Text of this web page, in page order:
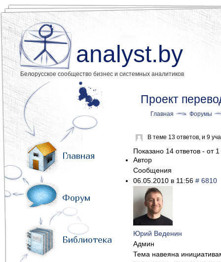
analyst.by
Белорусское сообщество бизнес и системных аналитиков
Главная
Форум
Библиотека
Проект
Главная Форумы
В теме 13 ответов, и 9
Показано 14 ответов - от
Автор
Сообщения
06.05.2010 в 11:56 # 6810
Юрий Веденин
Админ
Тема навеяна